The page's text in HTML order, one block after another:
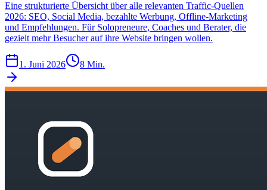
Eine strukturierte Übersicht über alle relevanten Traffic-Quellen
2026: SEO, Social Media, bezahlte Werbung, Offline-Marketing
und Empfehlungen. Für Solopreneure, Coaches und Berater, die
gezielt mehr Besucher auf ihre Website bringen wollen.
1. Juni 2026 8 Min.